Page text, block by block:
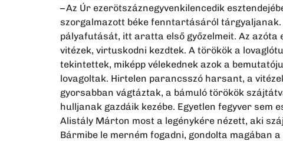
– Az Úr ezerötszáznegyvenkilencedik
szorgalmazott béke fenntartásáról tárgyaljanak.
pályafutását, itt aratta első győzelmeit. Az azóta
vitézek, virtuskodni kezdtek. A törökök a
tekintettek, miképp vélekednek azok a
lovagoltak. Hirtelen parancsszó harsant, a
gyorsabban vágtáztak, a bámuló törökök
hulljanak gazdáik kezébe. Egyetlen fegyver sem
Alistály Márton most a legénykére nézett, aki
Bármibe le merném fogadni, gondolta magában